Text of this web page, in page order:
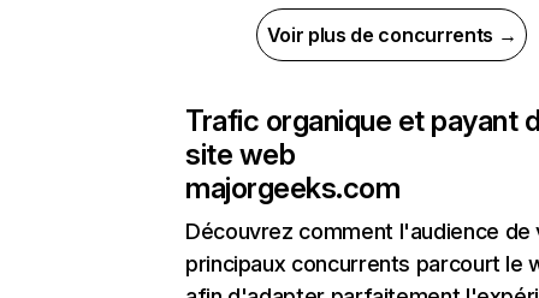
Voir plus de concurrents →
Trafic organique et payant
site web
majorgeeks.com
Découvrez comment l'audience de
principaux concurrents parcourt le